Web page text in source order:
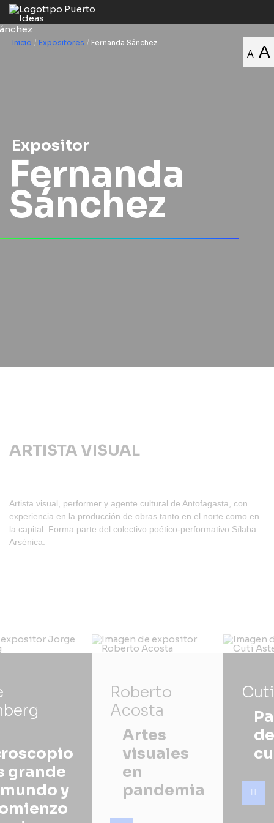
A A
Inicio / Expositores / Fernanda Sánchez
Expositor
Fernanda
Sánchez
ARTISTA VISUAL
Artista visual, performer y agente cultural de Antofagasta, con
experiencia en la producción de obras tanto en el norte como en
la capital. Forma parte del colectivo poético-performativo Sílaba
Arsénica.
grande
y
Roberto
Acosta
Artes
visuales
en
pandemia
de